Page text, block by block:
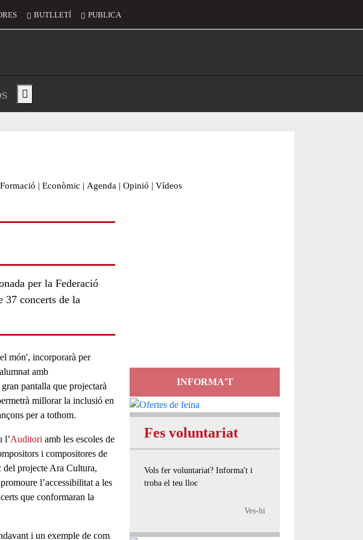
BUTLLETÍ PUBLICA
de l'encapçalament
Show main menu
Formació | Econòmic | Agenda | Opinió | Vídeos
per la Federació
37 concerts de la
món', incorporarà per
alumnat amb
pantalla que projectarà
millorar la inclusió en
per a tothom.
l’Auditori amb lesescoles de
i compositores de
del projecte Ara Cultura,
l’accessibilitat a les
que conformaran la
i un exemple de com
INFORMA'T
Fes voluntariat
Vols fer voluntariat? Informa't i
troba el teu lloc
Ves-hi